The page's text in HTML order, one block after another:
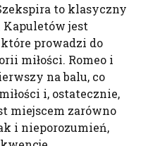
to klasyczny
Kapuletów jest
prowadzi do
miłości. Romeo i
na balu, co
i, ostatecznie,
miejscem zarówno
i nieporozumień,